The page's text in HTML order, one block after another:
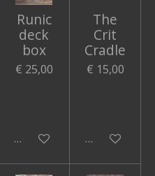
Runic
deck
box
€ 25,00
In winkelwagen
The
Crit
Cradle
€ 15,00
In